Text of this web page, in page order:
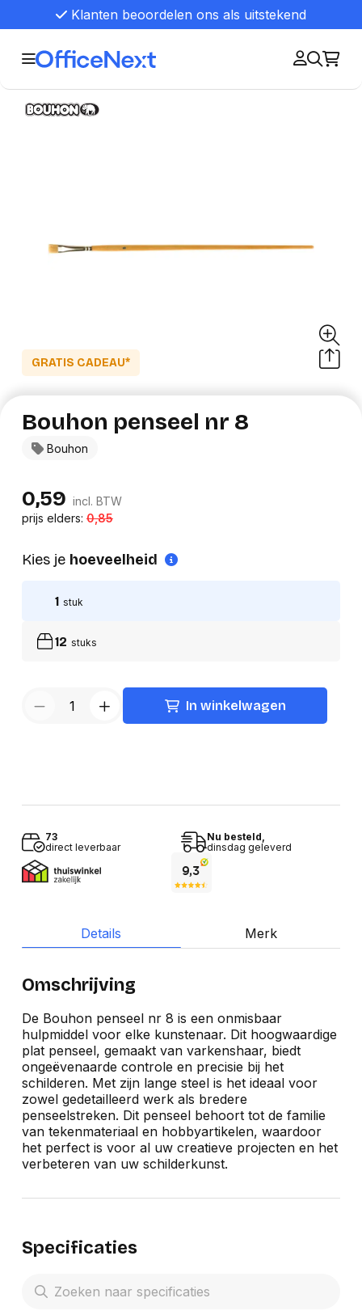
Klanten beoordelen ons als uitstekend
GRATIS CADEAU*
Bouhon
Bouhon penseel nr 8
0,59 incl. BTW
prijs elders:0,85
Kies je hoeveelheid
1 stuk
12 stuks
In winkelwagen
73
direct leverbaar
Nu besteld,
dinsdag geleverd
Details Merk
Omschrijving
De Bouhon penseel nr 8 is een onmisbaar
hulpmiddel voor elke kunstenaar. Dit hoogwaardige
plat penseel, gemaakt van varkenshaar, biedt
ongeëvenaarde controle en precisie bij het
schilderen. Met zijn lange steel is het ideaal voor
zowel gedetailleerd werk als bredere
penseelstreken. Dit penseel behoort tot de familie
van tekenmateriaal en hobbyartikelen, waardoor
het perfect is voor al uw creatieve projecten en het
verbeteren van uw schilderkunst.
Specificaties